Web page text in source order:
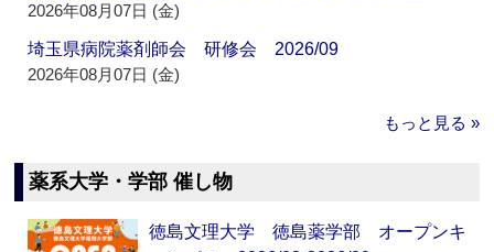
2026年08月07日 (金)
埼玉県病院薬剤師会 研修会 2026/09
2026年08月07日 (金)
もっと見る »
薬系大学・学部 催し物
徳島文理大学 徳島薬学部 オープンキ